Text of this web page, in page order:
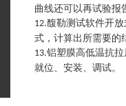
曲线还可以再试验报
12.馥勒测试软件开
式，计算出所需要的
13.铝塑膜高低温抗
就位、安装、调试。